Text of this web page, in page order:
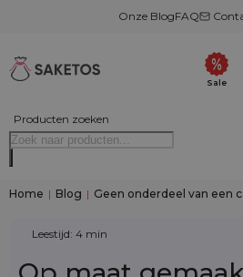
Onze BlogFAQ
Producten zoeken
Sale
Home | Blog | Geen onderdeel van een
Leestijd: 4 min